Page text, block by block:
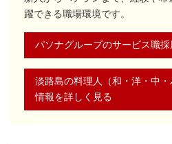
躍できる職場環境です。
パソナグループのサービス職
淡路島の料理人（和・洋・中
情報を詳しく見る